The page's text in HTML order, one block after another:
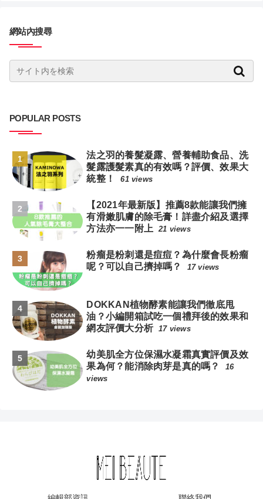
網站內搜尋
POPULAR POSTS
法之羽的養髮凝露、營養輔助食品、洗
髮露護髮素真的有效嗎？評價、效果大
統整！
61 views
【2021年最新版】推薦8款能讓我們擁
有滑嫩肌膚的除毛膏！詳盡介紹及選擇
方法亦一一附上
21 views
粉瘤是粉刺還是痘痘？為什麼會長粉瘤
呢？可以自己擠掉嗎？
17 views
DOKKAN植物酵素能讓我們徹底甩
油？小編開箱試吃一個禮拜後的效果和
網友評價大分析
17 views
幼美肌全方位保濕水凝霜真實評價及效
果為何？能消除肉芽是真的嗎？
16
views